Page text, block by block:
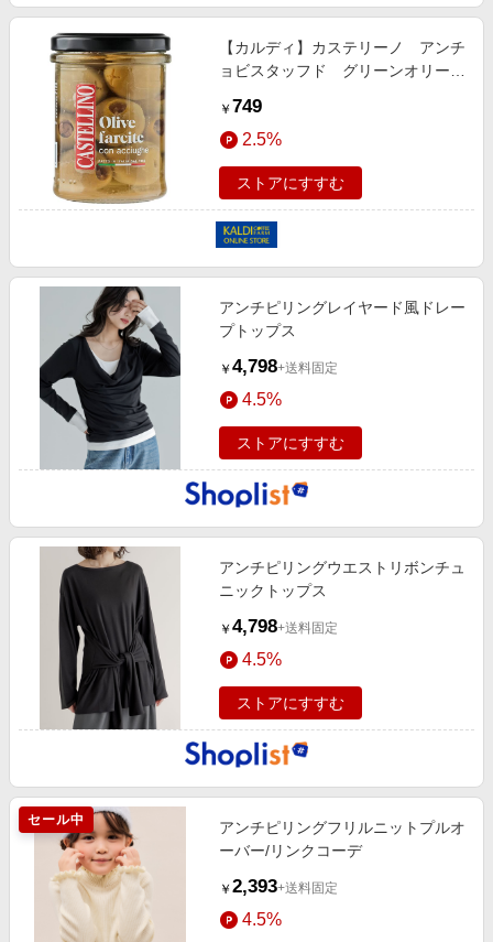
【カルディ】カステリーノ アンチ
ョビスタッフド グリーンオリー
￥ 749
2.5%
ストアにすすむ
アンチピリングレイヤード風ドレー
プトップス
￥ 4,798+送料固定
4.5%
ストアにすすむ
アンチピリングウエストリボンチュ
ニックトップス
￥ 4,798+送料固定
4.5%
ストアにすすむ
セール中
アンチピリングフリルニットプルオ
ーバー/リンクコーデ
￥ 2,393+送料固定
4.5%